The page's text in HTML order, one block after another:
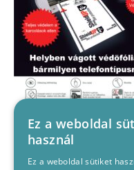
Ez a weboldal
használ
Ez a weboldal sütiket